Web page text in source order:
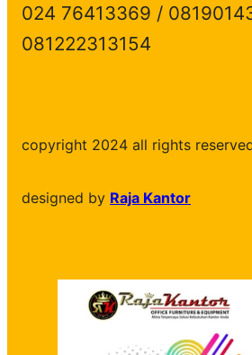
024 76413369 /
081222313154
copyright 2024 all rights
designed by Raja Kantor